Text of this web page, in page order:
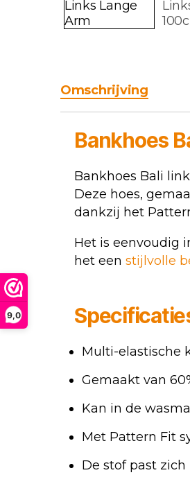
9,0
Omschrijving
Bankhoes
Bankhoes Bali
Deze hoes,
dankzij het
Het is eenvoudig
het een stijlvolle
Multi-elastische
Gemaakt van
Kan in de
Met Pattern Fit
De stof past